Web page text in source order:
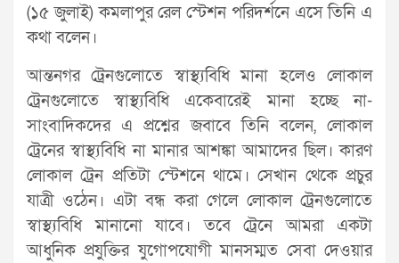
(১৫ জুলাই) কমলাপুর রেল স্টেশন পরিদর্শনে এসে তিনি এ
কথা বলেন।
আন্তনগর ট্রেনগুলোতে স্বাস্থ্যবিধি মানা হলেও লোকাল
ট্রেনগুলোতে স্বাস্থ্যবিধি একেবারেই মানা হচ্ছে না-
সাংবাদিকদের এ প্রশ্নের জবাবে তিনি বলেন, লোকাল
ট্রেনের স্বাস্থ্যবিধি না মানার আশঙ্কা আমাদের ছিল। কারণ
লোকাল ট্রেন প্রতিটা স্টেশনে থামে। সেখান থেকে প্রচুর
যাত্রী ওঠেন। এটা বন্ধ করা গেলে লোকাল ট্রেনগুলোতে
স্বাস্থ্যবিধি মানানো যাবে। তবে ট্রেনে আমরা একটা
আধুনিক প্রযুক্তির যুগোপযোগী মানসম্মত সেবা দেওয়ার